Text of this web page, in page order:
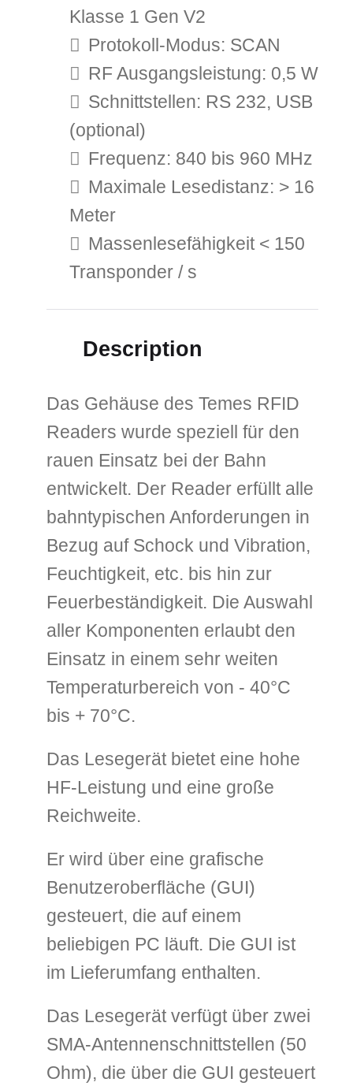
Klasse 1 Gen V2
Protokoll-Modus: SCAN
RF Ausgangsleistung: 0,5 W
Schnittstellen: RS 232, USB
(optional)
Frequenz: 840 bis 960 MHz
Maximale Lesedistanz: > 16
Meter
Massenlesefähigkeit < 150
Transponder / s
Description
Das Gehäuse des Temes RFID
Readers wurde speziell für den
rauen Einsatz bei der Bahn
entwickelt. Der Reader erfüllt alle
bahntypischen Anforderungen in
Bezug auf Schock und Vibration,
Feuchtigkeit, etc. bis hin zur
Feuerbeständigkeit. Die Auswahl
aller Komponenten erlaubt den
Einsatz in einem sehr weiten
Temperaturbereich von - 40°C
bis + 70°C.
Das Lesegerät bietet eine hohe
HF-Leistung und eine große
Reichweite.
Er wird über eine grafische
Benutzeroberfläche (GUI)
gesteuert, die auf einem
beliebigen PC läuft. Die GUI ist
im Lieferumfang enthalten.
Das Lesegerät verfügt über zwei
SMA-Antennenschnittstellen (50
Ohm), die über die GUI gesteuert